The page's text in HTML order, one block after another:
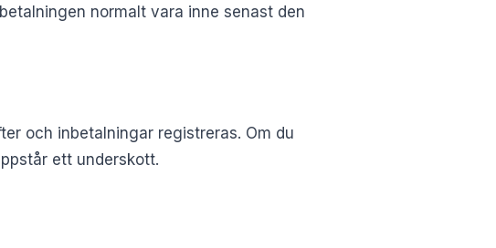
normalt vara inne senast den
och inbetalningar registreras. Om du
ett underskott.